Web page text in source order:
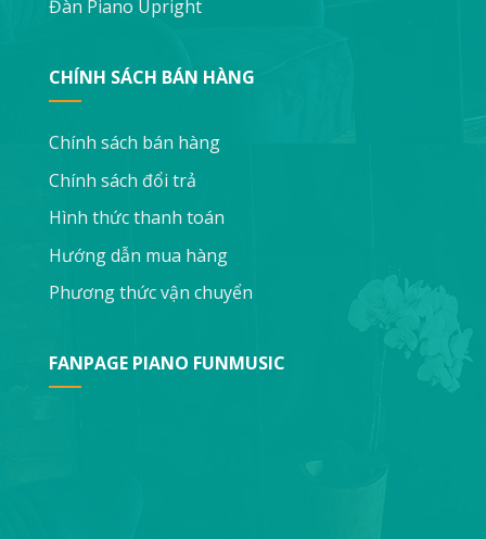
Đàn Piano Upright
CHÍNH SÁCH BÁN HÀNG
Chính sách bán hàng
Chính sách đổi trả
Hình thức thanh toán
Hướng dẫn mua hàng
Phương thức vận chuyển
FANPAGE PIANO FUNMUSIC